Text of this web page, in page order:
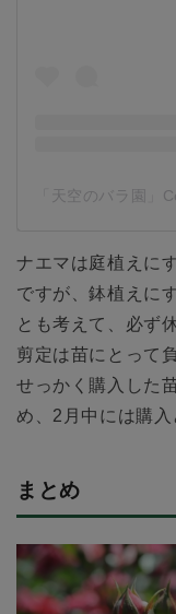
ナエマは庭植えに
ですが、鉢植えに
とも考えて、必ず
剪定は苗にとって
せっかく購入した
め、2月中には購入
まとめ